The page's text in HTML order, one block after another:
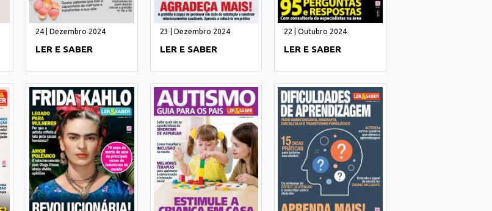
24 | Dezembro 2024
LER E SABER
23 | Dezembro 2024
LER E SABER
22 | Outubro 2024
LER E SABER